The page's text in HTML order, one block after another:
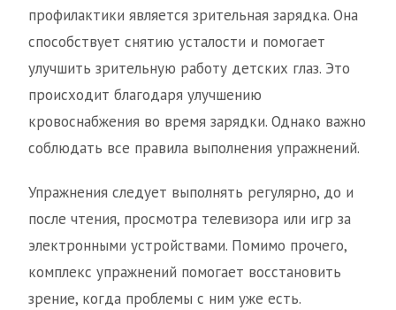
профилактики является зрительная зарядка. Она
способствует снятию усталости и помогает
улучшить зрительную работу детских глаз. Это
происходит благодаря улучшению
кровоснабжения во время зарядки. Однако важно
соблюдать все правила выполнения упражнений.
Упражнения следует выполнять регулярно, до и
после чтения, просмотра телевизора или игр за
электронными устройствами. Помимо прочего,
комплекс упражнений помогает восстановить
зрение, когда проблемы с ним уже есть.